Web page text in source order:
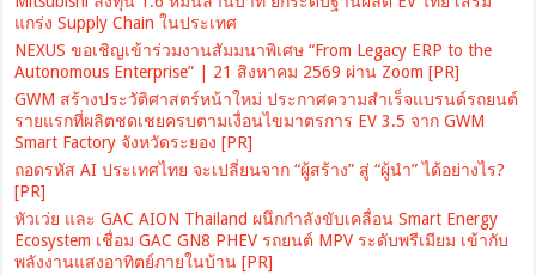
แกร่ง Supply Chain ในประเทศ
NEXUS ขอเชิญเข้าร่วมงานสัมมนาพิเศษ “From Legacy ERP to the
Autonomous Enterprise” | 21 สิงหาคม 2569 ผ่าน Zoom [PR]
GWM สร้างประวัติศาสตร์หน้าใหม่ ประกาศความสำเร็จแบรนด์รถยนต์
รายแรกที่ผลิตชดเชยครบตามเงื่อนไขมาตรการ EV 3.5 จาก GWM
Smart Factory จังหวัดระยอง [PR]
ถอดรหัส AI ประเทศไทย จะเปลี่ยนจาก “ผู้สร้าง” สู่ “ผู้นำ” ได้อย่างไร?
[PR]
หัวเว่ย และ GAC AION Thailand ผนึกกำลังขับเคลื่อน Smart Energy
Ecosystem เชื่อม GAC GN8 PHEV รถยนต์ MPV ระดับพรีเมียม เข้ากับ
พลังงานแสงอาทิตย์ภายในบ้าน [PR]